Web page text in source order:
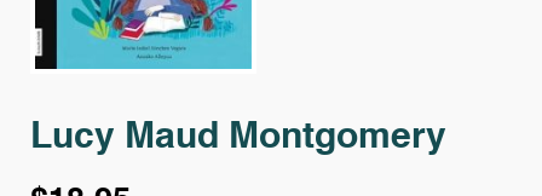
Lucy Maud Montgomery